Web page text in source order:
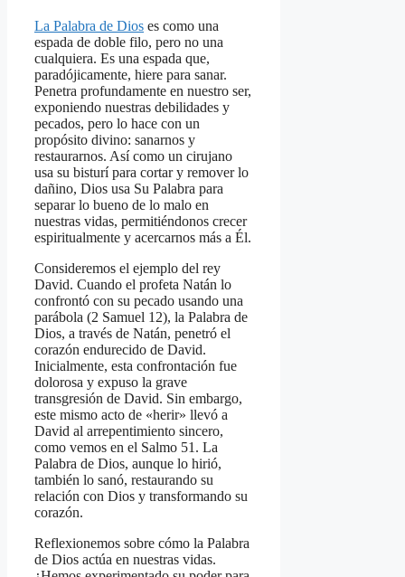
La Palabra de Dios es como una
espada de doble filo, pero no una
cualquiera. Es una espada que,
paradójicamente, hiere para sanar.
Penetra profundamente en nuestro ser,
exponiendo nuestras debilidades y
pecados, pero lo hace con un
propósito divino: sanarnos y
restaurarnos. Así como un cirujano
usa su bisturí para cortar y remover lo
dañino, Dios usa Su Palabra para
separar lo bueno de lo malo en
nuestras vidas, permitiéndonos crecer
espiritualmente y acercarnos más a Él.
Consideremos el ejemplo del rey
David. Cuando el profeta Natán lo
confrontó con su pecado usando una
parábola (2 Samuel 12), la Palabra de
Dios, a través de Natán, penetró el
corazón endurecido de David.
Inicialmente, esta confrontación fue
dolorosa y expuso la grave
transgresión de David. Sin embargo,
este mismo acto de «herir» llevó a
David al arrepentimiento sincero,
como vemos en el Salmo 51. La
Palabra de Dios, aunque lo hirió,
también lo sanó, restaurando su
relación con Dios y transformando su
corazón.
Reflexionemos sobre cómo la Palabra
de Dios actúa en nuestras vidas.